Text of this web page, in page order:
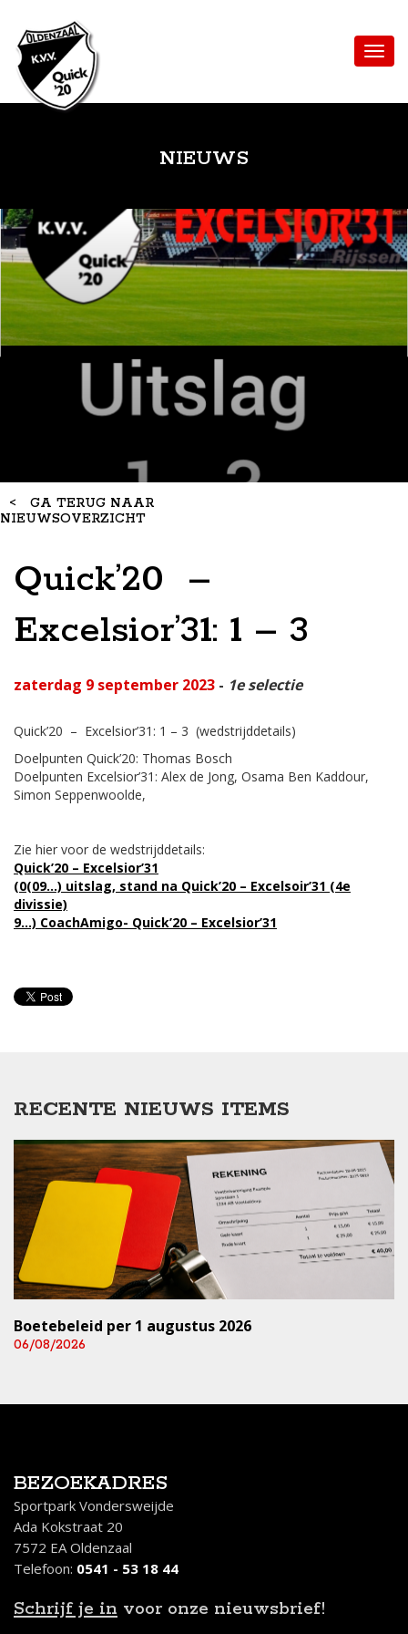
NIEUWS
< GA TERUG NAAR
NIEUWSOVERZICHT
Quick’20 –
Excelsior’31: 1 – 3
zaterdag 9 september 2023 - 1e selectie
Quick’20 – Excelsior’31: 1 – 3 (wedstrijddetails)
Doelpunten Quick’20: Thomas Bosch
Doelpunten Excelsior’31: Alex de Jong, Osama Ben Kaddour,
Simon Seppenwoolde,
Zie hier voor de wedstrijddetails:
Quick’20 – Excelsior’31
(0(09…) uitslag, stand na Quick’20 – Excelsoir’31 (4e
divissie)
9…) CoachAmigo- Quick’20 – Excelsior’31
RECENTE NIEUWS ITEMS
Boetebeleid per 1 augustus 2026
06/08/2026
BEZOEKADRES
Sportpark Vondersweijde
Ada Kokstraat 20
7572 EA Oldenzaal
Telefoon: 0541 - 53 18 44
Schrijf je in voor onze nieuwsbrief!